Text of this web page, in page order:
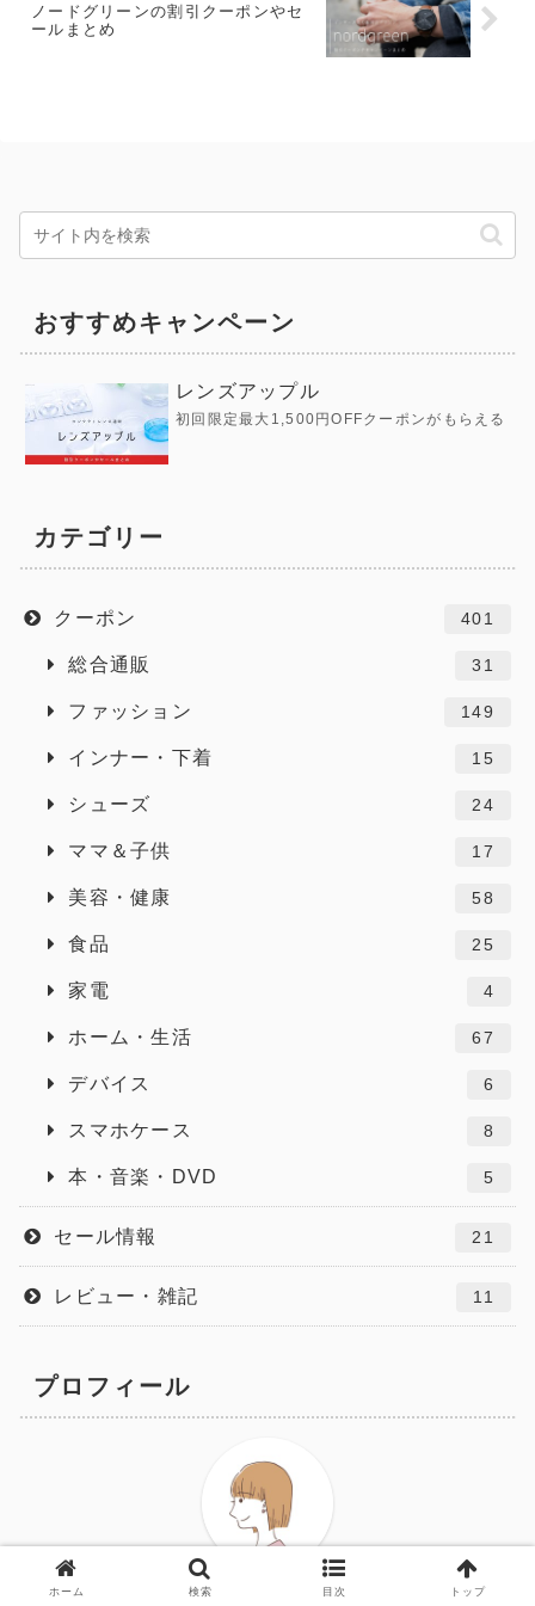
ノードグリーンの割引クーポンやセ
ールまとめ
おすすめキャンペーン
レンズアップル
初回限定最大1,500円OFFクーポンがもらえる
カテゴリー
クーポン 401
総合通販 31
ファッション 149
インナー・下着 15
シューズ 24
ママ＆子供 17
美容・健康 58
食品 25
家電 4
ホーム・生活 67
デバイス 6
スマホケース 8
本・音楽・DVD 5
セール情報 21
レビュー・雑記 11
プロフィール
ホーム 検索 目次 トップ